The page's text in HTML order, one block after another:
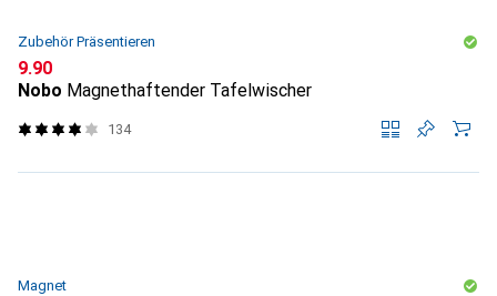
Zubehör Präsentieren
CHF
9.90
Nobo Magnethaftender Tafelwischer
134
Magnet